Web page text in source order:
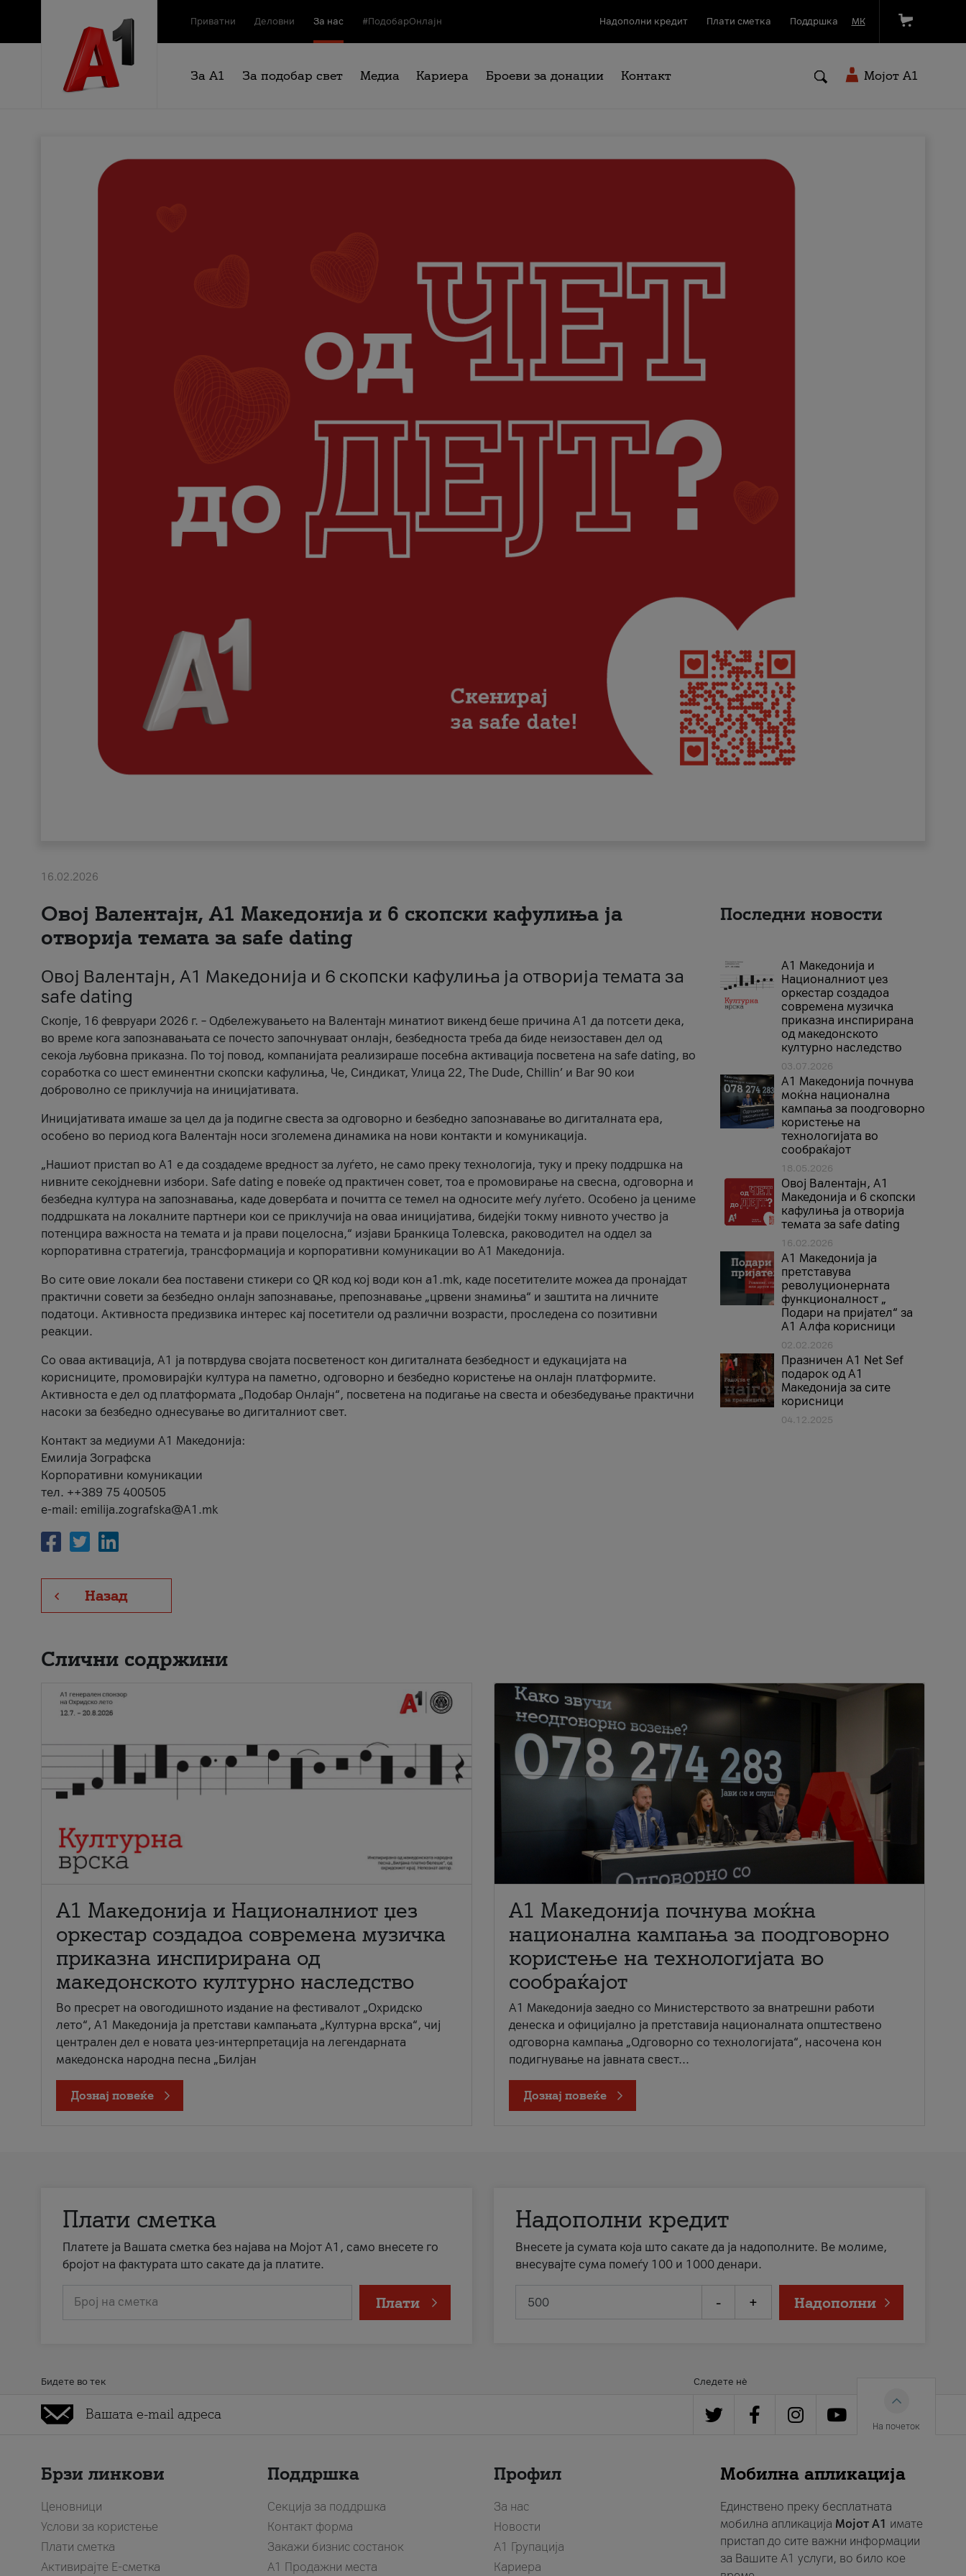
Приватни Деловни За нас #ПодобарОнлајн Надополни кредит Плати сметка Поддршка МК
За А1 За подобар свет Медиа Кариера Броеви за донации Контакт Мојот A1
16.02.2026
Овој Валентајн, A1 Македонија и 6 скопски кафулиња ја
отворија темата за safe dating
Овој Валентајн, A1 Македонија и 6 скопски кафулиња ја отворија темата за
safe dating
Скопје, 16 февруари 2026 г. – Одбележувањето на Валентајн минатиот викенд беше причина А1 да потсети дека,
во време кога запознавањата се почесто започнуваат онлајн, безбедноста треба да биде неизоставен дел од
секоја љубовна приказна. По тој повод, компанијата реализираше посебна активација посветена на safe dating, во
соработка со шест еминентни скопски кафулиња, Че, Синдикат, Улица 22, The Dude, Chillin’ и Bar 90 кои
доброволно се приклучија на иницијативата.
Иницијативата имаше за цел да ја подигне свеста за одговорно и безбедно запознавање во дигиталната ера,
особено во период кога Валентајн носи зголемена динамика на нови контакти и комуникација.
„Нашиот пристап во А1 е да создадеме вредност за луѓето, не само преку технологија, туку и преку поддршка на
нивните секојдневни избори. Safe dating е повеќе од практичен совет, тоа е промовирање на свесна, одговорна и
безбедна култура на запознавања, каде довербата и почитта се темел на односите меѓу луѓето. Особено ја цениме
поддршката на локалните партнери кои се приклучија на оваа иницијатива, бидејќи токму нивното учество ја
потенцира важноста на темата и ја прави поцелосна,“ изјави Бранкица Толевска, раководител на оддел за
корпоративна стратегија, трансформација и корпоративни комуникации во А1 Македонија.
Во сите овие локали беа поставени стикери со QR код кој води кон a1.mk, каде посетителите можеа да пронајдат
практични совети за безбедно онлајн запознавање, препознавање „црвени знамиња“ и заштита на личните
податоци. Активноста предизвика интерес кај посетители од различни возрасти, проследена со позитивни
реакции.
Со оваа активација, А1 ја потврдува својата посветеност кон дигиталната безбедност и едукацијата на
корисниците, промовирајќи култура на паметно, одговорно и безбедно користење на онлајн платформите.
Активноста е дел од платформата „Подобар Онлајн“, посветена на подигање на свеста и обезбедување практични
насоки за безбедно однесување во дигиталниот свет.
Контакт за медиуми А1 Македонија:
Емилија Зографска
Корпоративни комуникации
тел. ++389 75 400505
e-mail: emilija.zografska@A1.mk
Назад
Последни новости
А1 Македонија и
Националниот џез
оркестар создадоа
современа музичка
приказна инспирирана
од македонското
културно наследство
03.07.2026
A1 Македонија почнува
моќна национална
кампања за поодговорно
користење на
технологијата во
сообраќајот
18.05.2026
Овој Валентајн, A1
Македонија и 6 скопски
кафулиња ја отворија
темата за safe dating
16.02.2026
А1 Македонија ја
претставува
револуционерната
функционалност „
Подари на пријател“ за
А1 Алфа корисници
02.02.2026
Празничен A1 Net Sеf
подарок од А1
Македонија за сите
корисници
04.12.2025
Слични содржини
А1 Македонија и Националниот џез
оркестар создадоа современа музичка
приказна инспирирана од
македонското културно наследство
Во пресрет на овогодишното издание на фестивалот „Охридско
лето“, А1 Македонија ја претстави кампањата „Културна врска“, чиј
централен дел е новата џез-интерпретација на легендарната
македонска народна песна „Билјан
Дознај повеќе
A1 Македонија почнува моќна
национална кампања за поодговорно
користење на технологијата во
сообраќајот
A1 Македонија заедно со Министерството за внатрешни работи
денеска и официјално ја претставија националната општествено
одговорна кампања „Одговорно со технологијата“, насочена кон
подигнување на јавната свест...
Дознај повеќе
Плати сметка
Платете ја Вашата сметка без најава на Мојот А1, само внесете го
бројот на фактурата што сакате да ја платите.
Број на сметка Плати
Надополни кредит
Внесете ја сумата која што сакате да ја надополните. Ве молиме,
внесувајте сума помеѓу 100 и 1000 денари.
- + Надополни
Бидете во тек Следете нè
На почеток
Брзи линкови
Ценовници
Услови за користење
Плати сметка
Активирајте Е-сметка
Поддршка
Секција за поддршка
Контакт форма
Закажи бизнис состанок
A1 Продажни места
Профил
За нас
Новости
А1 Групација
Кариера
Мобилна апликација
Единствено преку бесплатната
мобилна апликација Мојот A1 имате
пристап до сите важни информации
за Вашите A1 услуги, во било кое